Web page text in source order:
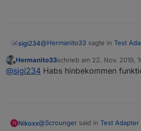
sigi234@Hermanito33 sagte in Test
Hey,
gelegt. Bin die Einstellungen
Offline
Hermanito33schrieb am 22. Nov. 2019,
zuletzt editiert von
@sigi234 Habs hinbekommen
N Nikoxx@Scrounger said in Test Adapter